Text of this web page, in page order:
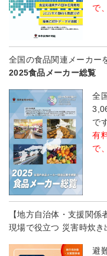
で
全国の食品関連メーカ
2025食品メーカー総覧
全
で
有
で
【地方自治体・支援関係
現場で役立つ 災害時炊き
避